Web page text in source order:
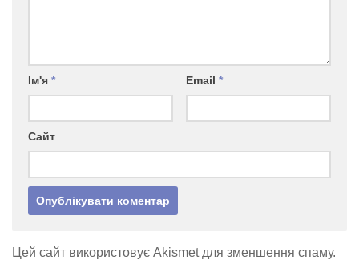
Ім'я * Email *
Сайт
Цей сайт використовує Akismet для зменшення спаму.